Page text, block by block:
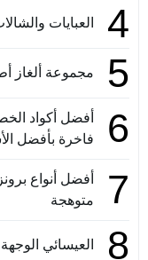
4 العبايات
5 مجموعة ألغاز
6
أفضل أكواد
فاخرة بأفضل
7
أفضل أنواع
متوهجة
8 العيسائي